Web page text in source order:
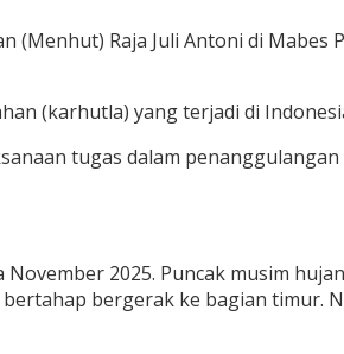
(Menhut) Raja Juli Antoni di Mabes
(karhutla) yang terjadi di
tugas dalam
2025. Puncak musim
bergerak ke bagian timur.